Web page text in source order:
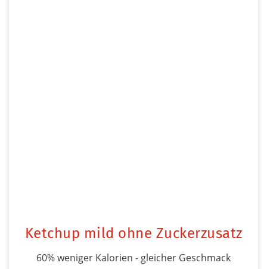
Ketchup mild ohne Zuckerzusatz
60% weniger Kalorien - gleicher Geschmack